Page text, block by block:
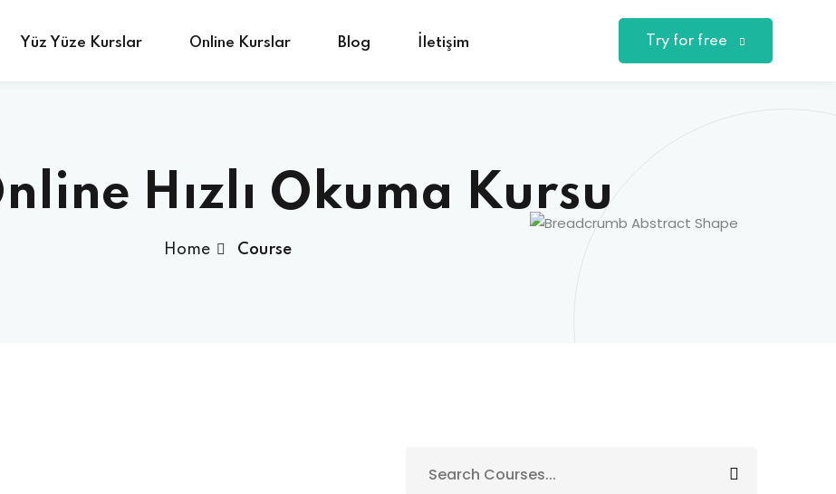
Yüz Yüze Kurslar Online Kurslar Blog İletişim Try for free
Hızlı Okuma Kursu
Home Course